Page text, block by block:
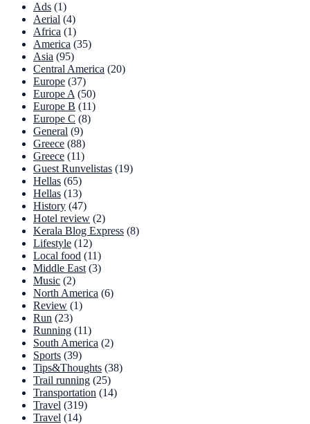
Ads (1)
Aerial (4)
Africa (1)
America (35)
Asia (95)
Central America (20)
Europe (37)
Europe A (50)
Europe B (11)
Europe C (8)
General (9)
Greece (88)
Greece (11)
Guest Runvelistas (19)
Hellas (65)
Hellas (13)
History (47)
Hotel review (2)
Kerala Blog Express (8)
Lifestyle (12)
Local food (11)
Middle East (3)
Music (2)
North America (6)
Review (1)
Run (23)
Running (11)
South America (2)
Sports (39)
Tips&Thoughts (38)
Trail running (25)
Transportation (14)
Travel (319)
Travel (14)